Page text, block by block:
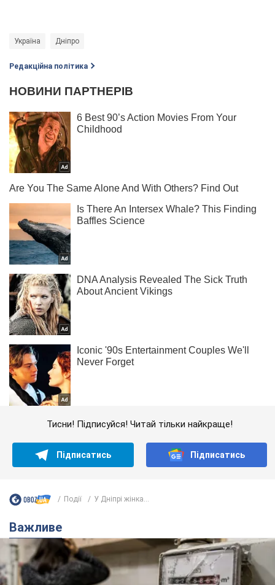
Україна Дніпро
Редакційна політика
Тисни! Підписуйся! Читай тільки найкраще!
Підписатись Підписатись
Події У Дніпрі жінка...
Важливе